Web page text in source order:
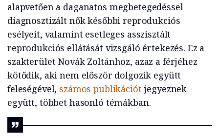
alapvetően a daganatos megbetegedéssel
diagnosztizált nők későbbi reprodukciós
esélyeit, valamint esetleges asszisztált
reprodukciós ellátását vizsgáló értekezés. Ez a
szakterület Novák Zoltánhoz, azaz a férjéhez
kötődik, aki nem először dolgozik együtt
feleségével, számos publikációt jegyeznek
együtt, többet hasonló témákban.